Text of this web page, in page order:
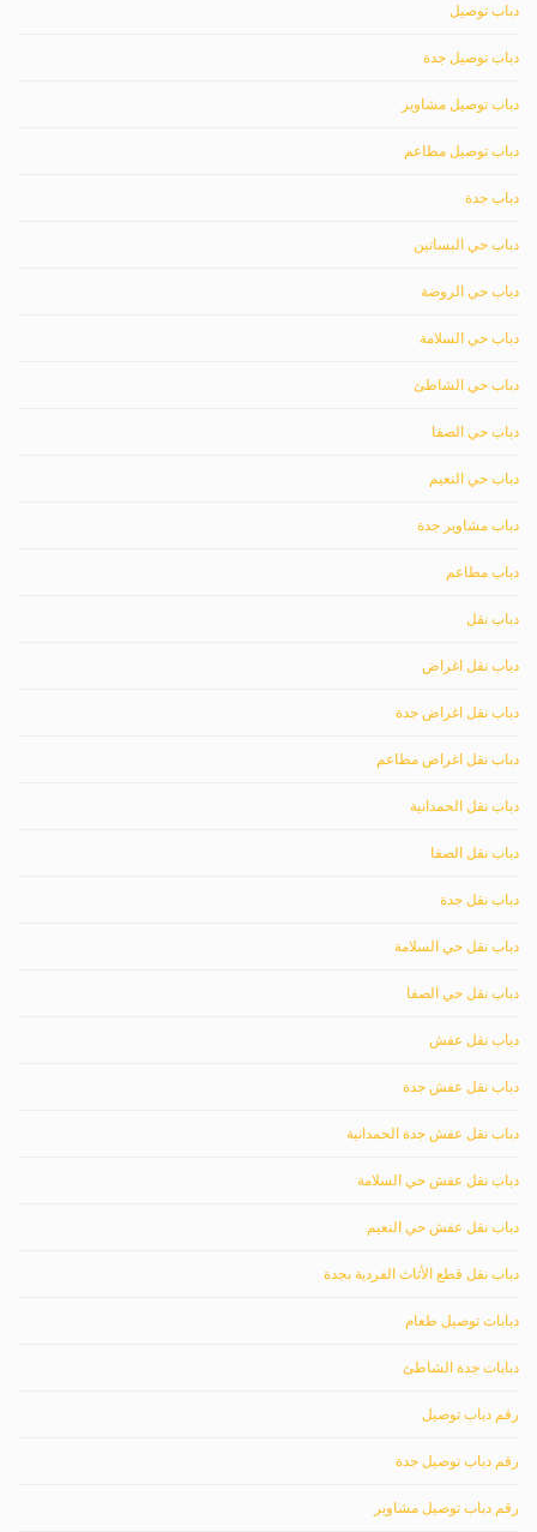
دباب توصيل
دباب توصيل جدة
دباب توصيل مشاوير
دباب توصيل مطاعم
دباب جدة
دباب حي البساتين
دباب حي الروضة
دباب حي السلامة
دباب حي الشاطئ
دباب حي الصفا
دباب حي النعيم
دباب مشاوير جدة
دباب مطاعم
دباب نقل
دباب نقل اغراض
دباب نقل اغراض جدة
دباب نقل اغراض مطاعم
دباب نقل الحمدانية
دباب نقل الصفا
دباب نقل جدة
دباب نقل حي السلامة
دباب نقل حي الصفا
دباب نقل عفش
دباب نقل عفش جدة
دباب نقل عفش جدة الحمدانية
دباب نقل عفش حي السلامة
دباب نقل عفش حي النعيم
دباب نقل قطع الأثاث الفردية بجدة
دبابات توصيل طعام
دبابات جدة الشاطئ
رقم دباب توصيل
رقم دباب توصيل جدة
رقم دباب توصيل مشاوير